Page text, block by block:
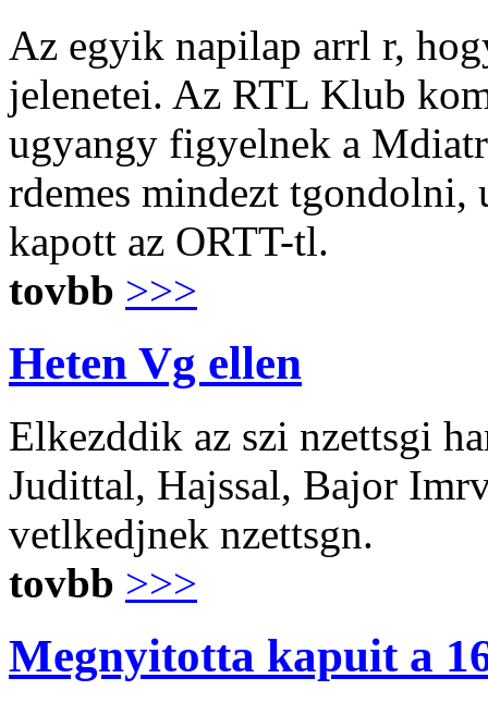
Az egyik napilap arrl r,
jelenetei. Az RTL Klub
ugyangy figyelnek a
rdemes mindezt tgondolni,
kapott az ORTT-tl.
tovbb >>>
Heten Vg ellen
Elkezddik az szi nzettsgi
Judittal, Hajssal, Bajor
vetlkedjnek nzettsgn.
tovbb >>>
Megnyitotta kapuit a